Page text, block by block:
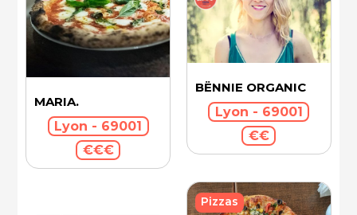
MARIA.
Lyon - 69001
€€€
BËNNIE ORGANIC
Lyon - 69001
€€
Pizzas